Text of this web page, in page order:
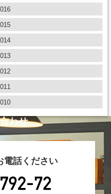
わせ
電話ください